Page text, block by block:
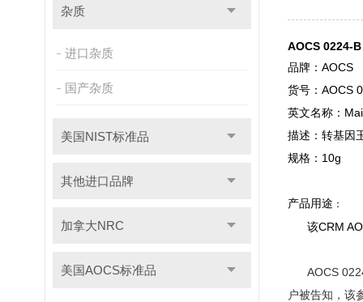
杂质
进口杂质
国产杂质
美国NIST标准品
其他进口品牌
加拿大NRC
美国AOCS标准品
AOCS 0224-
品牌：AOCS
货号：AOCS
英文名称：
描述：转基因
规格：10g
产品用途 ：
该CRM
AOCS
户被告知，该